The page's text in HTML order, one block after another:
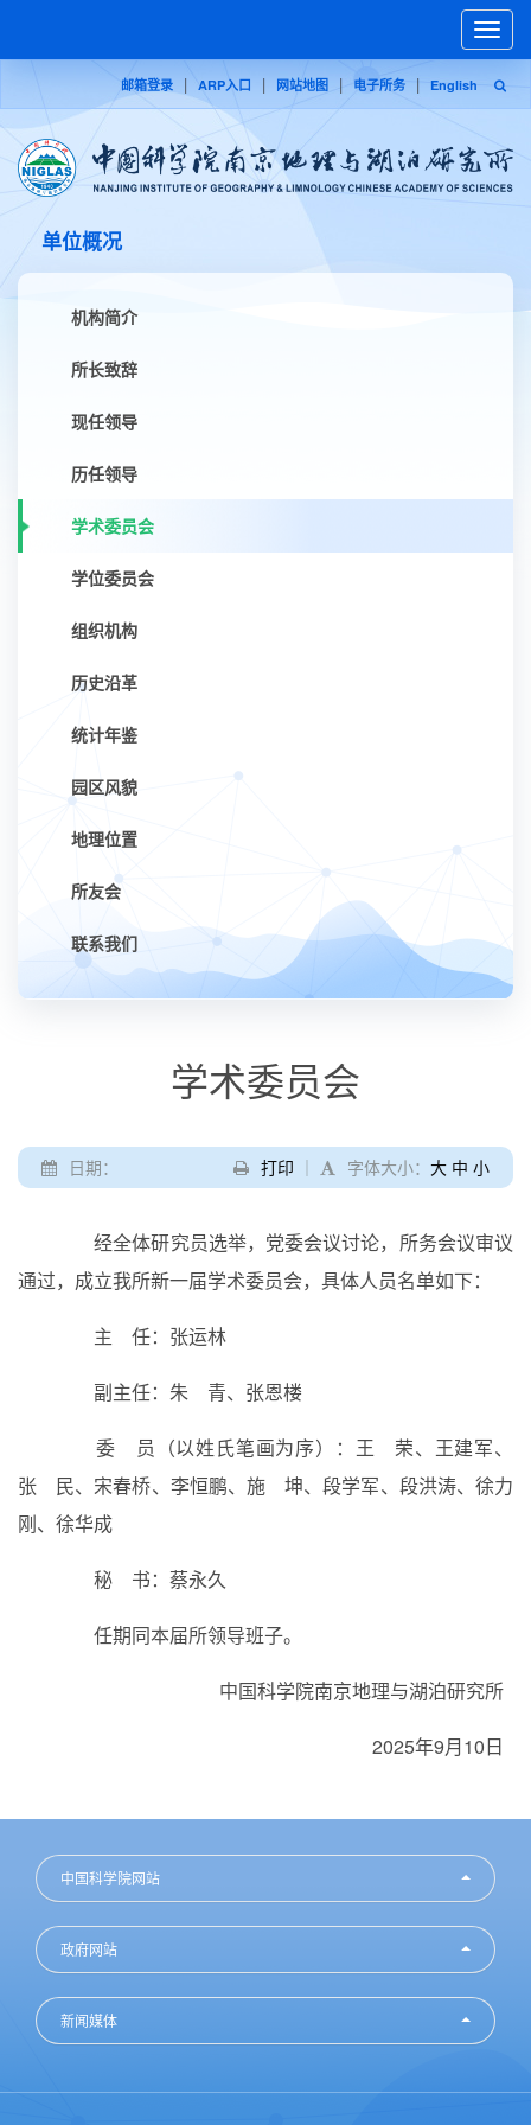
邮箱登录 | ARP入口 | 网站地图 | 电子所务 | English
Toggle
单位概况
机构简介
所长致辞
现任领导
历任领导
学术委员会
学位委员会
组织机构
历史沿革
统计年鉴
园区风貌
地理位置
所友会
联系我们
学术委员会
打印 ｜ 字体大小： 大 中 小
日期：
经全体研究员选举，党委会议讨论，所务会议审议
通过，成立我所新一届学术委员会，具体人员名单如下：
主 任：张运林
副主任：朱 青、张恩楼
委 员（以姓氏笔画为序）：王 荣、王建军、
张 民、宋春桥、李恒鹏、施 坤、段学军、段洪涛、徐力
刚、徐华成
秘 书：蔡永久
任期同本届所领导班子。
中国科学院南京地理与湖泊研究所
2025年9月10日
中国科学院网站
政府网站
新闻媒体